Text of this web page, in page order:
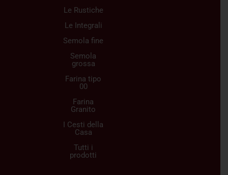
Le Rustiche
Le Integrali
Semola fine
Semola
grossa
Farina tipo
00
Farina
Granito
I Cesti della
Casa
Tutti i
prodotti